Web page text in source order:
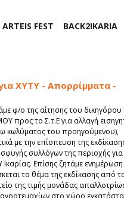
ARTEIS FEST BACK2IKARIA
ΧΥΤΥ - Απορρίμματα -
φ/ο της αίτησης του δικηγόρου
προς το Σ.τ.Ε για αλλαγή
κωλύματος του προηγούμενου),
με την επίσπευση της
συλλόγων της περιοχής για
Ικαρίας. Επίσης ζητάμε
το θέμα της εκδίκασης από
της τιμής μονάδας
στο χώρο